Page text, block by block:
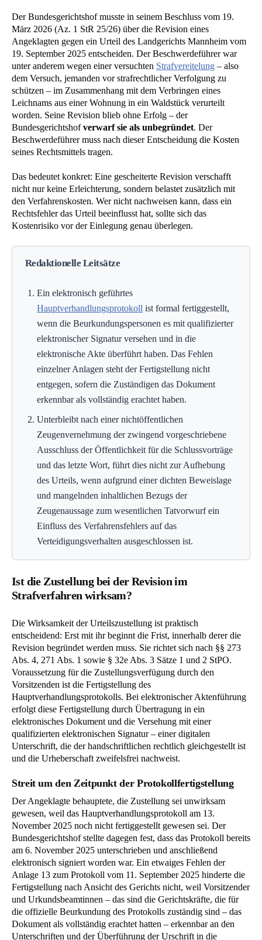
Der Bundesgerichtshof musste in seinem Beschluss vom 19.
März 2026 (Az. 1 StR 25/26) über die Revision eines
Angeklagten gegen ein Urteil des Landgerichts Mannheim vom
19. September 2025 entscheiden. Der Beschwerdeführer war
unter anderem wegen einer versuchten Strafvereitelung – also
dem Versuch, jemanden vor strafrechtlicher Verfolgung zu
schützen – im Zusammenhang mit dem Verbringen eines
Leichnams aus einer Wohnung in ein Waldstück verurteilt
worden. Seine Revision blieb ohne Erfolg – der
Bundesgerichtshofverwarf sie als unbegründet. Der
Beschwerdeführer muss nach dieser Entscheidung die Kosten
seines Rechtsmittels tragen.
Das bedeutet konkret: Eine gescheiterte Revision verschafft
nicht nur keine Erleichterung, sondern belastet zusätzlich mit
den Verfahrenskosten. Wer nicht nachweisen kann, dass ein
Rechtsfehler das Urteil beeinflusst hat, sollte sich das
Kostenrisiko vor der Einlegung genau überlegen.
Redaktionelle Leitsätze
Ein elektronisch geführtes
Hauptverhandlungsprotokoll ist formal fertiggestellt,
wenn die Beurkundungspersonen es mit qualifizierter
elektronischer Signatur versehen und in die
elektronische Akte überführt haben. Das Fehlen
einzelner Anlagen steht der Fertigstellung nicht
entgegen, sofern die Zuständigen das Dokument
erkennbar als vollständig erachtet haben.
Unterbleibt nach einer nichtöffentlichen
Zeugenvernehmung der zwingend vorgeschriebene
Ausschluss der Öffentlichkeit für die Schlussvorträge
und das letzte Wort, führt dies nicht zur Aufhebung
des Urteils, wenn aufgrund einer dichten Beweislage
und mangelnden inhaltlichen Bezugs der
Zeugenaussage zum wesentlichen Tatvorwurf ein
Einfluss des Verfahrensfehlers auf das
Verteidigungsverhalten ausgeschlossen ist.
Ist die Zustellung bei der Revision im
Strafverfahren wirksam?
Die Wirksamkeit der Urteilszustellung ist praktisch
entscheidend: Erst mit ihr beginnt die Frist, innerhalb derer die
Revision begründet werden muss. Sie richtet sich nach §§ 273
Abs. 4, 271 Abs. 1 sowie § 32e Abs. 3 Sätze 1 und 2 StPO.
Voraussetzung für die Zustellungsverfügung durch den
Vorsitzenden ist die Fertigstellung des
Hauptverhandlungsprotokolls. Bei elektronischer Aktenführung
erfolgt diese Fertigstellung durch Übertragung in ein
elektronisches Dokument und die Versehung mit einer
qualifizierten elektronischen Signatur – einer digitalen
Unterschrift, die der handschriftlichen rechtlich gleichgestellt ist
und die Urheberschaft zweifelsfrei nachweist.
Streit um den Zeitpunkt der Protokollfertigstellung
Der Angeklagte behauptete, die Zustellung sei unwirksam
gewesen, weil das Hauptverhandlungsprotokoll am 13.
November 2025 noch nicht fertiggestellt gewesen sei. Der
Bundesgerichtshof stellte dagegen fest, dass das Protokoll bereits
am 6. November 2025 unterschrieben und anschließend
elektronisch signiert worden war. Ein etwaiges Fehlen der
Anlage 13 zum Protokoll vom 11. September 2025 hinderte die
Fertigstellung nach Ansicht des Gerichts nicht, weil Vorsitzender
und Urkundsbeamtinnen – das sind die Gerichtskräfte, die für
die offizielle Beurkundung des Protokolls zuständig sind – das
Dokument als vollständig erachtet hatten – erkennbar an den
Unterschriften und der Überführung der Urschrift in die